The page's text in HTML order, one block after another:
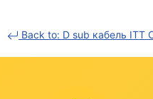
Back to: D sub кабель ITT